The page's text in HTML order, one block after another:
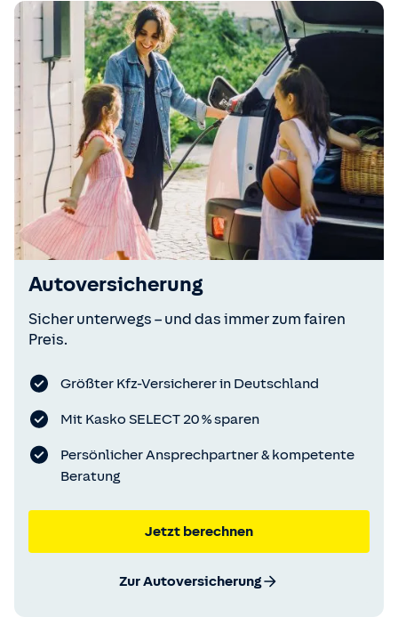
Autoversicherung
Sicher unterwegs – und das immer zum fairen
Preis.
Größter Kfz-Versicherer in Deutschland
Mit Kasko SELECT 20 % sparen
Persönlicher Ansprechpartner & kompetente
Beratung
Jetzt berechnen
Zur Autoversicherung